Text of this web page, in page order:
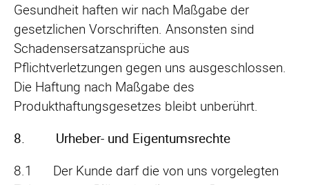
Gesundheit haften wir nach Maßgabe der
gesetzlichen Vorschriften. Ansonsten sind
Schadensersatzansprüche aus
Pflichtverletzungen gegen uns ausgeschlossen.
Die Haftung nach Maßgabe des
Produkthaftungsgesetzes bleibt unberührt.
8. Urheber- und Eigentumsrechte
8.1 Der Kunde darf die von uns vorgelegten